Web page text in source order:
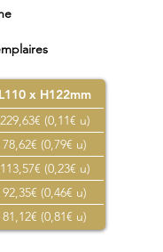
L110 x H122mm
229,63€ (0,11€ u)
78,62€ (0,79€ u)
113,57€ (0,23€ u)
92,35€ (0,46€ u)
81,12€ (0,81€ u)